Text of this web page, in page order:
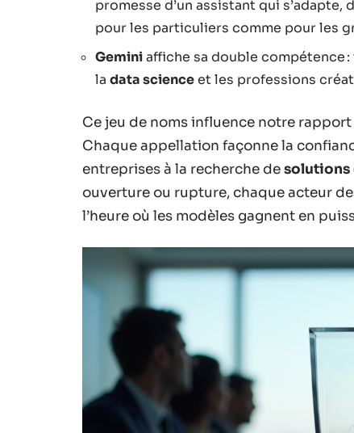
promesse d’un assistant qui s’adapte,
pour les particuliers comme pour les
Geminiaffiche sa double compétence
la data scienceet les professions
Ce jeu de noms influence notre rapport
Chaque appellation façonne la
entreprises à la recherche desolutions
ouverture ou rupture, chaque acteur
l’heure où les modèles gagnent en